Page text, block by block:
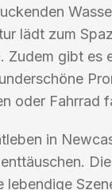
lädt zum
Zudem gibt es
oder Fahrrad
in
lebendige